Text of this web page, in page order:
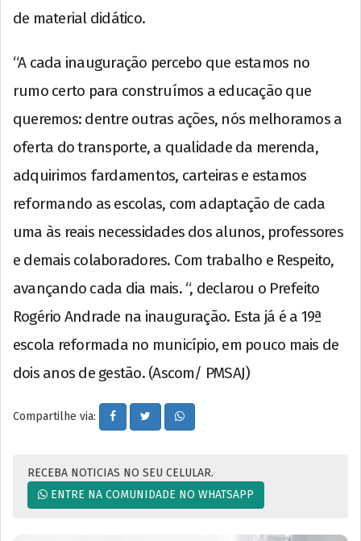
de material didático.
“A cada inauguração percebo que estamos no
rumo certo para construímos a educação que
queremos: dentre outras ações, nós melhoramos a
oferta do transporte, a qualidade da merenda,
adquirimos fardamentos, carteiras e estamos
reformando as escolas, com adaptação de cada
uma às reais necessidades dos alunos, professores
e demais colaboradores. Com trabalho e Respeito,
avançando cada dia mais. “, declarou o Prefeito
Rogério Andrade na inauguração. Esta já é a 19ª
escola reformada no município, em pouco mais de
dois anos de gestão. (Ascom/ PMSAJ)
Compartilhe via:
RECEBA NOTICIAS NO SEU CELULAR.
ENTRE NA COMUNIDADE NO WHATSAPP